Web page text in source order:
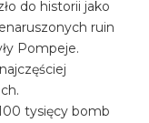
do historii jako
ruin
Pompeje.
tysięcy bomb